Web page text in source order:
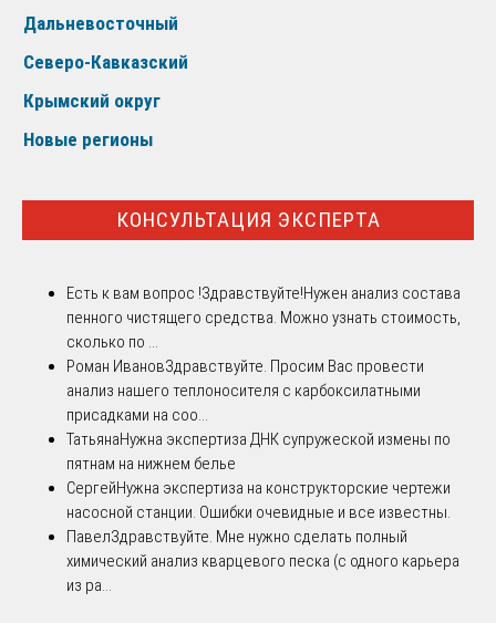
Дальневосточный
Северо-Кавказский
Крымский округ
Новые регионы
КОНСУЛЬТАЦИЯ ЭКСПЕРТА
Есть к вам вопрос !Здравствуйте!Нужен анализ состава
пенного чистящего средства. Можно узнать стоимость,
сколько по ...
Роман ИвановЗдравствуйте. Просим Вас провести
анализ нашего теплоносителя с карбоксилатными
присадками на соо...
ТатьянаНужна экспертиза ДНК супружеской измены по
пятнам на нижнем белье
СергейНужна экспертиза на конструкторские чертежи
насосной станции. Ошибки очевидные и все известны.
ПавелЗдравствуйте. Мне нужно сделать полный
химический анализ кварцевого песка (с одного карьера
из ра...